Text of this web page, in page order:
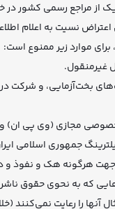
از مراجع رسمى كشور در
نسيت به اعلام
موارد زیر ممنوع است:
غیرمنقول.
بخت‌آزمایی، و شرکت در
مجازی (وی پی ان)
جمهوری اسلامی
جهت هرگونه هک و نفوذ و
که به نحوی حقوق
آنها را رعایت نمی‌‌کنند